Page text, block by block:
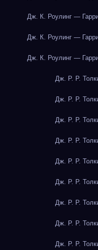
Дж. К. Роулинг —
Дж. К. Роулинг —
Дж. К. Роулинг —
Дж. Р. Р.
Дж. Р. Р.
Дж. Р. Р.
Дж. Р. Р.
Дж. Р. Р.
Дж. Р. Р.
Дж. Р. Р.
Дж. Р. Р.
Дж. Р. Р.